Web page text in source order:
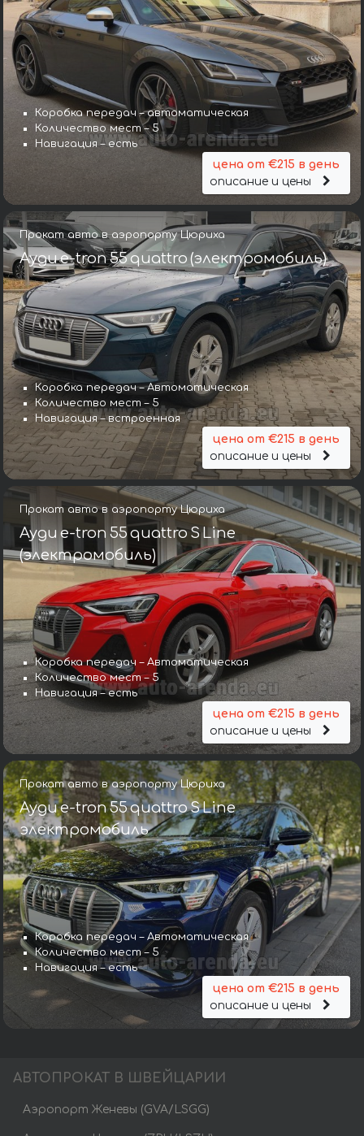
Коробка передач – автоматическая
Количество мест – 5
Навигация – есть
цена от €215 в день
описание и цены
Прокат авто в аэропорту Цюриха
Ауди e-tron 55 quattro (электромобиль)
Коробка передач – Автоматическая
Количество мест – 5
Навигация – встроенная
цена от €215 в день
описание и цены
Прокат авто в аэропорту Цюриха
Ауди e-tron 55 quattro S Line
(электромобиль)
Коробка передач – Автоматическая
Количество мест – 5
Навигация – есть
цена от €215 в день
описание и цены
Прокат авто в аэропорту Цюриха
Ауди e-tron 55 quattro S Line
электромобиль
Коробка передач – Автоматическая
Количество мест – 5
Навигация – есть
цена от €215 в день
описание и цены
АВТОПРОКАТ В ШВЕЙЦАРИИ
Аэропорт Женевы (GVA/LSGG)